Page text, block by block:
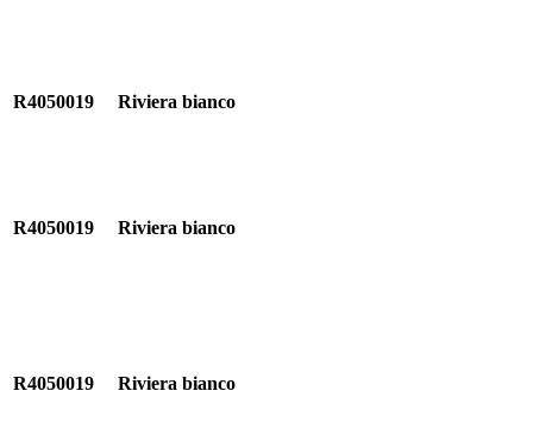
R4050019 Riviera bianco
R4050019 Riviera bianco
R4050019 Riviera bianco